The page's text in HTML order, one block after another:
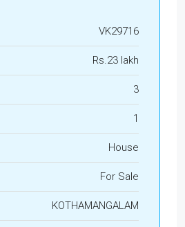
VK29716
Rs.23 lakh
3
1
House
For Sale
KOTHAMANGALAM